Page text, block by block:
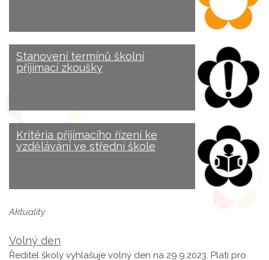
Stanovení termínů školní
přijímací zkoušky
Kritéria přijímacího řízení ke
vzdělávání ve střední škole
Aktuality
Volný den
Ředitel školy vyhlašuje volný den na 29.9.2023. Platí pro